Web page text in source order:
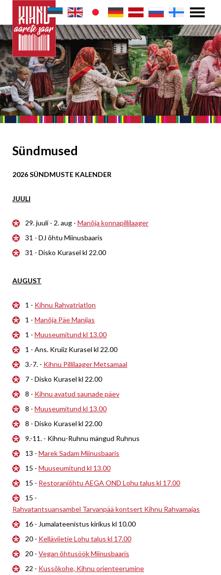
Sündmused
2026 SÜNDMUSTE KALENDER
JUULI
29. juuli - 2. aug - Manõja konnapillilaager
31 - DJ õhtu Miinusbaaris
31 - Disko Kurasel kl 22.00
AUGUST
1 - Kihnu Rahvatriatlon
1 - Manõja Päe Manijas
1 - Muuseumitund kl 13.00
1 - Ans. Kruiiz Kurasel kl 22.00
3.-7. - Kihnu Pillilaager Metsamaal
7 - Disko Kurasel kl 22.00
8 - Kihnu avatud saunade päev
8 - Muuseumitund kl 13.00
8 - Disko Kurasel kl 22.00
9.-11. - Kihnu-Ruhnu mängud Ruhnus
13 - Marek Sadam Miinusbaaris
15 - Muuseumitund kl 13.00
15 - Restoraniõhtu AEGA OND Lohu talus kl 17.00
15 -
Rahvatantsuansambel Tarvanpää kontsert Kihnu Rahvamajas
16 - Jumalateenistus kirikus kl 10.00
20 - Kelläviietie Lohu talus kl 17.00
20 - Vegan õhtusöök Miinusbaaris
22 - Kussõkohe, Kihnu orienteerumine